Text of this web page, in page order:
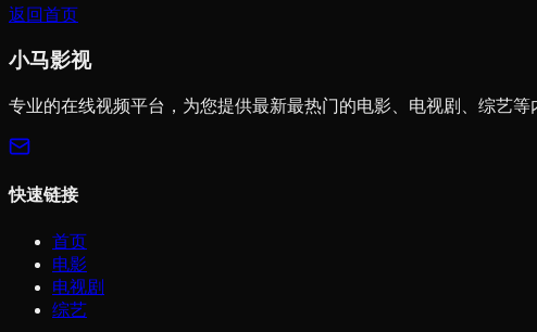
返回首页
小马影视
专业的在线视频平台，为您提供最新最热门的电影、电视剧、综艺等
快速链接
首页
电影
电视剧
综艺